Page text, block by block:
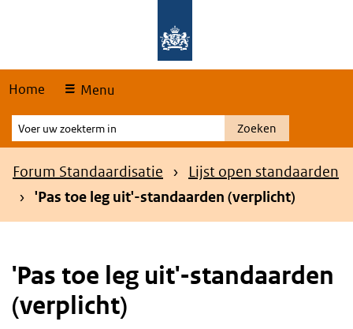
Home Menu
Voer
uw
zoekterm
Zoeken
Kruimelpad
Forum Standaardisatie
Lijst open standaarden
'Pas toe leg uit'-standaarden (verplicht)
'Pas toe leg uit'-standaarden
(verplicht)